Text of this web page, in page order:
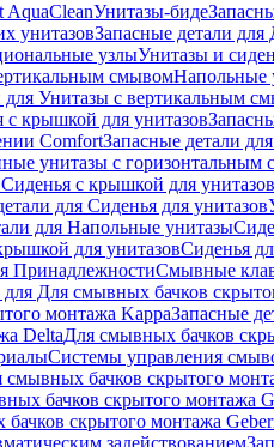
AquaCleanУнитазы-биде
унитазовЗапасные детали для
узлыУнитазы и
смывомНапольные
для Унитазы с вертикальным
с крышкой для унитазов
ComfortЗапасные детали
унитазы с горизонтальным
с крышкой для
для Сиденья для унитазов
для Напольные унитазы
для унитазовСиденья
ПринадлежностиСмывные
для Для смывных бачков
монтажа KappaЗапасные
DeltaДля смывных бачков
Системы управления
смывных бачков скрытого
бачков скрытого монтажа
скрытого монтажа
задействованием